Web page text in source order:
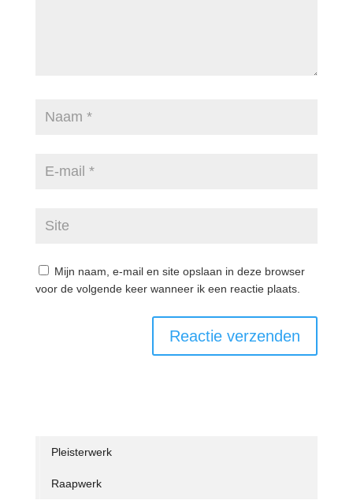
Mijn naam, e-mail en site opslaan in deze browser
voor de volgende keer wanneer ik een reactie plaats.
Pleisterwerk
Raapwerk